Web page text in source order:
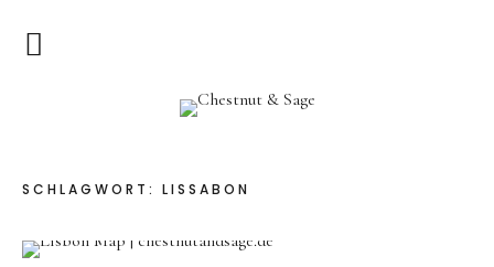
Chestnut & SageHome
SCHLAGWORT: LISSABON